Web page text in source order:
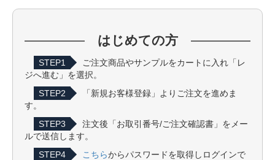
はじめての方
STEP1
ご注文商品やサンプルをカートに入れ「レ
ジへ進む」を選択。
STEP2
「新規お客様登録」よりご注文を進めま
す。
STEP3
注文後「お取引番号/ご注文確認書」をメー
ルで送信します。
STEP4
こちらからパスワードを取得しログインで